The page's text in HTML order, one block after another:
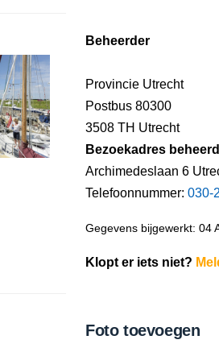
Beheerder
Provincie Utrecht
Postbus 80300
3508 TH Utrecht
Bezoekadres
Archimedeslaan 6
Telefoonnummer: 030-
Gegevens bijgewerkt: 04
Klopt er iets niet?
Foto toevoegen